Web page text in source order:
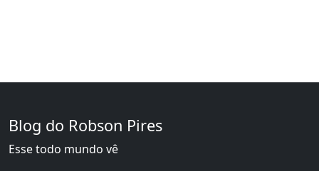
Blog do Robson Pires
Esse todo mundo vê